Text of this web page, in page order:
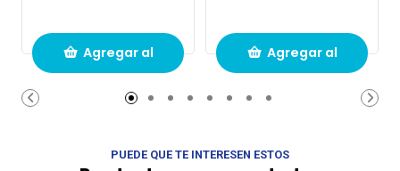
Agregar al
carrito de
Agregar al
carrito de
PUEDE QUE TE INTERESEN ESTOS